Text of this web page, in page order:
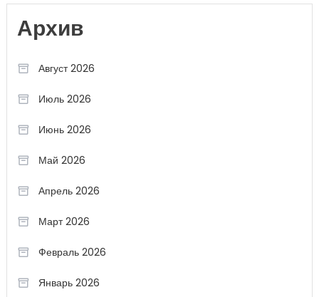
Архив
Август 2026
Июль 2026
Июнь 2026
Май 2026
Апрель 2026
Март 2026
Февраль 2026
Январь 2026